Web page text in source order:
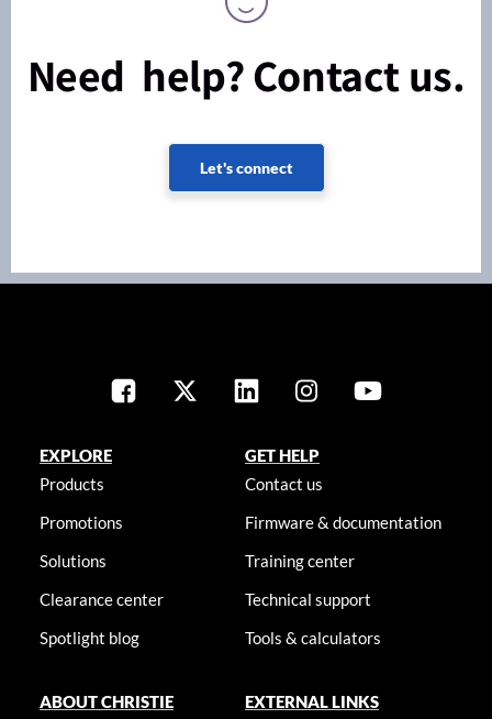
Need help? Contact us.
Let's connect
EXPLORE
Products
Promotions
Solutions
Clearance center
Spotlight blog
GET HELP
Contact us
Firmware & documentation
Training center
Technical support
Tools & calculators
ABOUT CHRISTIE
EXTERNAL LINKS